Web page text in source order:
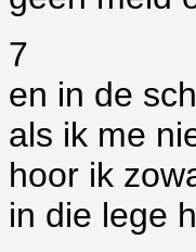
7
en in de
als ik me
hoor ik
in die lege